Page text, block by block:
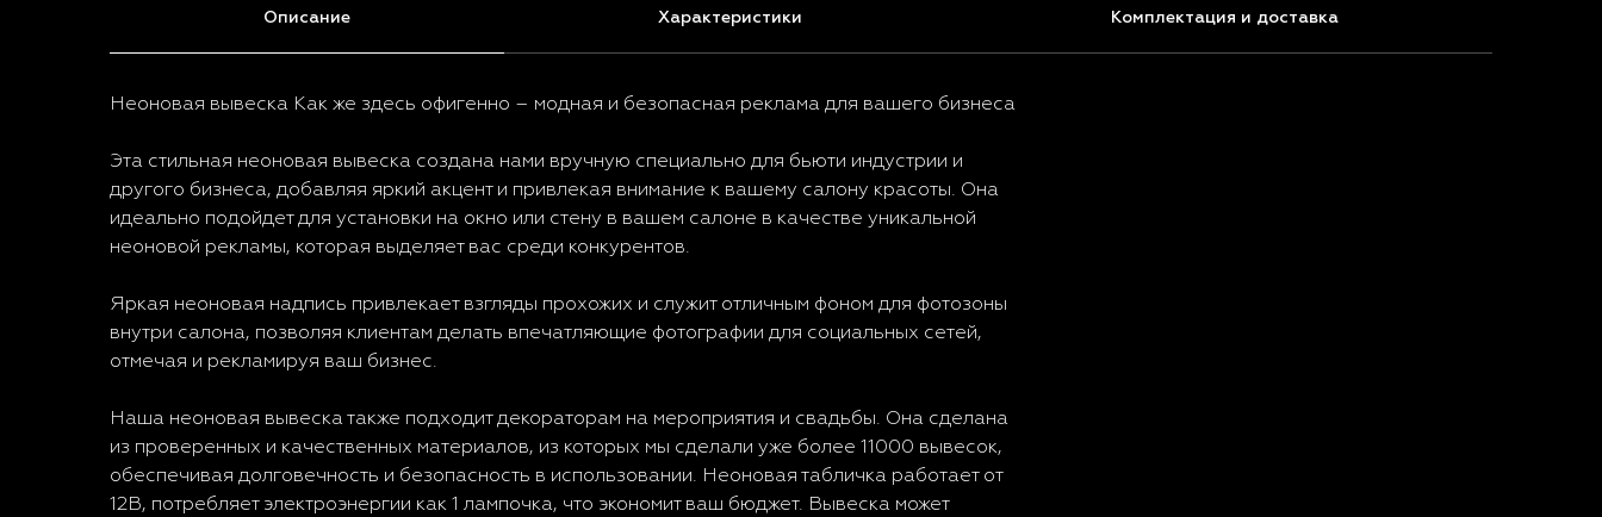
Описание Характеристики Комплектация и доставка
Неоновая вывеска Как же здесь офигенно – модная и безопасная реклама для вашего бизнеса
Эта стильная неоновая вывеска создана нами вручную специально для бьюти индустрии и
другого бизнеса, добавляя яркий акцент и привлекая внимание к вашему салону красоты. Она
идеально подойдет для установки на окно или стену в вашем салоне в качестве уникальной
неоновой рекламы, которая выделяет вас среди конкурентов.
Яркая неоновая надпись привлекает взгляды прохожих и служит отличным фоном для фотозоны
внутри салона, позволяя клиентам делать впечатляющие фотографии для социальных сетей,
отмечая и рекламируя ваш бизнес.
Наша неоновая вывеска также подходит декораторам на мероприятия и свадьбы. Она сделана
из проверенных и качественных материалов, из которых мы сделали уже более 11000 вывесок,
обеспечивая долговечность и безопасность в использовании. Неоновая табличка работает от
12В, потребляет электроэнергии как 1 лампочка, что экономит ваш бюджет. Вывеска может